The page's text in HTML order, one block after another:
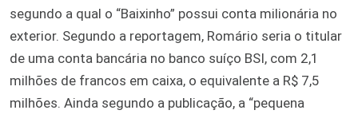
segundo a qual o “Baixinho” possui conta milionária no
exterior. Segundo a reportagem, Romário seria o titular
de uma conta bancária no banco suíço BSI, com 2,1
milhões de francos em caixa, o equivalente a R$ 7,5
milhões. Ainda segundo a publicação, a “pequena